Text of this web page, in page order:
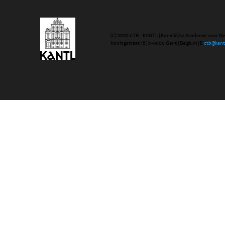
(C) 2020 CTB - KANTL | Koninklijke Academie voor
Koningstraat 18 | b-9000 Gent | Belgium | E